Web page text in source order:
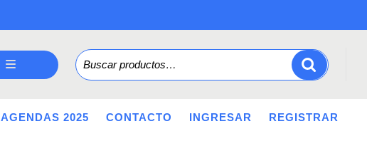
Buscar por:
AGENDAS 2025 CONTACTO INGRESAR REGISTRAR